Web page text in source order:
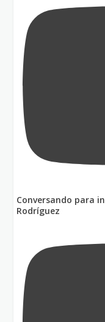
Conversando para
Rodríguez